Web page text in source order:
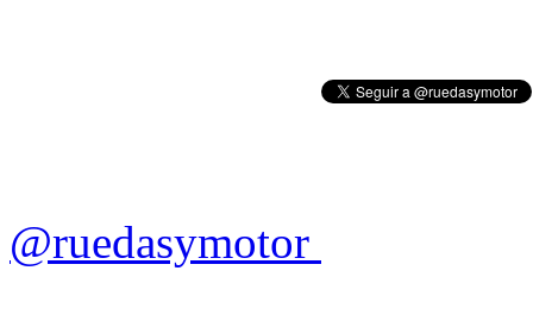
@ruedasymotor